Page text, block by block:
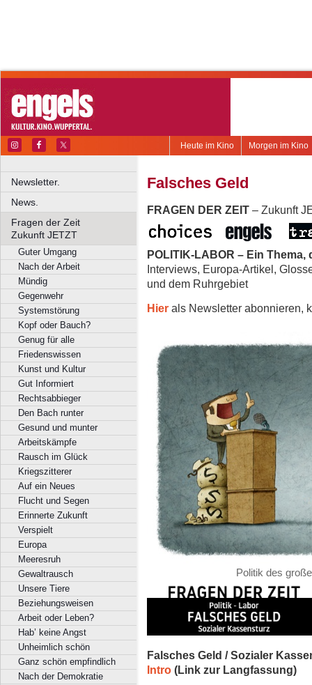
Morgen im Kino
Heute im Kino
Newsletter.
News.
Fragen der Zeit
Zukunft JETZT
Guter Umgang
Nach der Arbeit
Mündig
Gegenwehr
Systemstörung
Kopf oder Bauch?
Genug für alle
Friedenswissen
Kunst und Kultur
Gut Informiert
Rechtsabbieger
Den Bach runter
Gesund und munter
Arbeitskämpfe
Rausch im Glück
Kriegszitterer
Auf ein Neues
Flucht und Segen
Erinnerte Zukunft
Verspielt
Europa
Meeresruh
Gewaltrausch
Unsere Tiere
Beziehungsweisen
Arbeit oder Leben?
Hab’ keine Angst
Unheimlich schön
Ganz schön empfindlich
Nach der Demokratie
Falsches Geld
FRAGEN DER ZEIT – Zukunft
POLITIK-LABOR – Ein
Interviews, Europa-Artikel,
und dem Ruhrgebiet
Hier als Newsletter abonnieren,
Politik des
Falsches Geld / Sozialer
Intro (Link zur Langfassung)